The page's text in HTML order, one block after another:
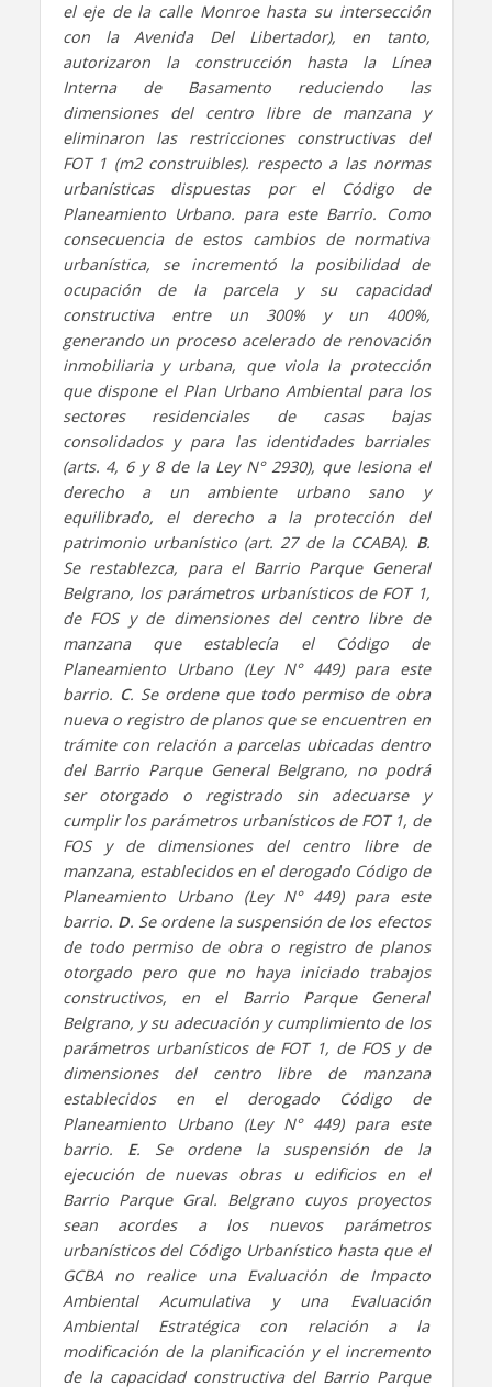
el eje de la calle Monroe hasta su intersección
con la Avenida Del Libertador), en tanto,
autorizaron la construcción hasta la Línea
Interna de Basamento reduciendo las
dimensiones del centro libre de manzana y
eliminaron las restricciones constructivas del
FOT 1 (m2 construibles). respecto a las normas
urbanísticas dispuestas por el Código de
Planeamiento Urbano. para este Barrio. Como
consecuencia de estos cambios de normativa
urbanística, se incrementó la posibilidad de
ocupación de la parcela y su capacidad
constructiva entre un 300% y un 400%,
generando un proceso acelerado de renovación
inmobiliaria y urbana, que viola la protección
que dispone el Plan Urbano Ambiental para los
sectores residenciales de casas bajas
consolidados y para las identidades barriales
(arts. 4, 6 y 8 de la Ley N° 2930), que lesiona el
derecho a un ambiente urbano sano y
equilibrado, el derecho a la protección del
patrimonio urbanístico (art. 27 de la CCABA). B.
Se restablezca, para el Barrio Parque General
Belgrano, los parámetros urbanísticos de FOT 1,
de FOS y de dimensiones del centro libre de
manzana que establecía el Código de
Planeamiento Urbano (Ley N° 449) para este
barrio. C. Se ordene que todo permiso de obra
nueva o registro de planos que se encuentren en
trámite con relación a parcelas ubicadas dentro
del Barrio Parque General Belgrano, no podrá
ser otorgado o registrado sin adecuarse y
cumplir los parámetros urbanísticos de FOT 1, de
FOS y de dimensiones del centro libre de
manzana, establecidos en el derogado Código de
Planeamiento Urbano (Ley N° 449) para este
barrio. D. Se ordene la suspensión de los efectos
de todo permiso de obra o registro de planos
otorgado pero que no haya iniciado trabajos
constructivos, en el Barrio Parque General
Belgrano, y su adecuación y cumplimiento de los
parámetros urbanísticos de FOT 1, de FOS y de
dimensiones del centro libre de manzana
establecidos en el derogado Código de
Planeamiento Urbano (Ley N° 449) para este
barrio. E. Se ordene la suspensión de la
ejecución de nuevas obras u edificios en el
Barrio Parque Gral. Belgrano cuyos proyectos
sean acordes a los nuevos parámetros
urbanísticos del Código Urbanístico hasta que el
GCBA no realice una Evaluación de Impacto
Ambiental Acumulativa y una Evaluación
Ambiental Estratégica con relación a la
modificación de la planificación y el incremento
de la capacidad constructiva del Barrio Parque